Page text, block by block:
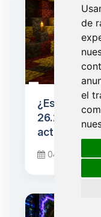
de
el
¿Está listo
26.2
actualización
04 de junio